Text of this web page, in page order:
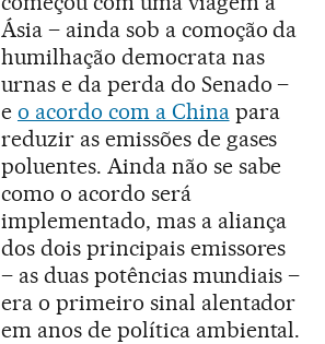
Ásia – ainda sob a comoção da
humilhação democrata nas
urnas e da perda do Senado –
e o acordo com a Chinapara
reduzir as emissões de gases
poluentes. Ainda não se sabe
como o acordo será
implementado, mas a aliança
dos dois principais emissores
– as duas potências mundiais –
era o primeiro sinal alentador
em anos de política ambiental.